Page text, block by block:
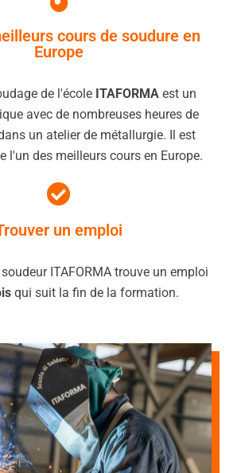
cours de soudure en
Europe
de l'école ITAFORMA est un
avec de nombreuses heures de
un atelier de métallurgie. Il est
l'un des meilleurs cours en Europe.
un emploi
ITAFORMA trouve un emploi
qui suit la fin de la formation.